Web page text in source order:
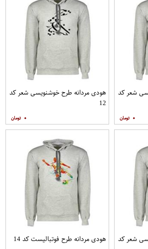
شعر کد
۰
هودی مردانه طرح خوشنویسی شعر کد
12
۰
شعر کد
هودی مردانه طرح فوتبالیست کد 14